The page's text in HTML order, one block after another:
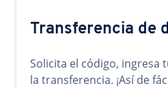
Transferencia de
Solicita el código, ingresa
la transferencia. ¡Así de